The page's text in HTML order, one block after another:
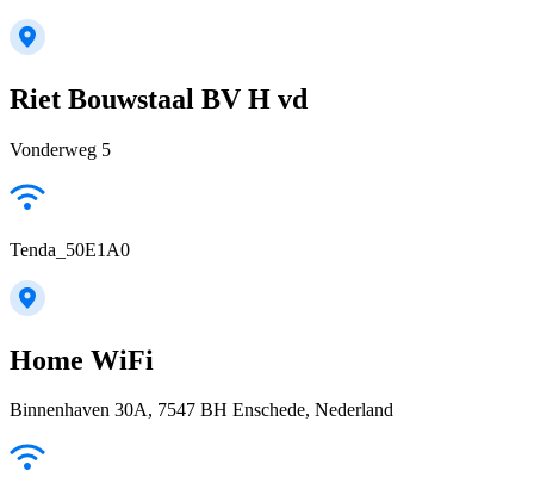
Riet Bouwstaal BV H vd
Vonderweg 5
Tenda_50E1A0
Home WiFi
Binnenhaven 30A, 7547 BH Enschede, Nederland